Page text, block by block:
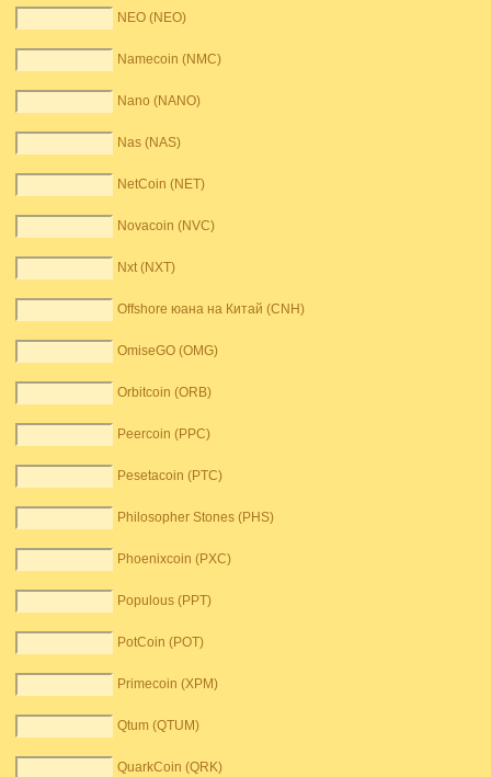
NEO (NEO)
Namecoin (NMC)
Nano (NANO)
Nas (NAS)
NetCoin (NET)
Novacoin (NVC)
Nxt (NXT)
Offshore юана на Китай (CNH)
OmiseGO (OMG)
Orbitcoin (ORB)
Peercoin (PPC)
Pesetacoin (PTC)
Philosopher Stones (PHS)
Phoenixcoin (PXC)
Populous (PPT)
PotCoin (POT)
Primecoin (XPM)
Qtum (QTUM)
QuarkCoin (QRK)